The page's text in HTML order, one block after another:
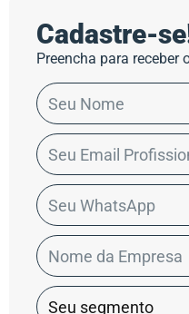
Cadastre-
Preencha para receber